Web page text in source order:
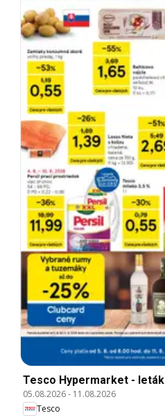
Tesco Hypermarket - leták
05.08.2026- 11.08.2026
Tesco